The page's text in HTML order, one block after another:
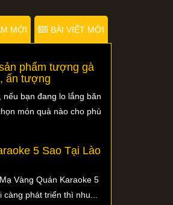
MỚI BÀI VIẾT MỚI
phẩm tượng gà
ấn tượng
bạn đang lo lắng băn
món quà nào cho phù
5 Sao Tại Lào
Vàng Quán Karaoke 5
phát triển thì nhu...